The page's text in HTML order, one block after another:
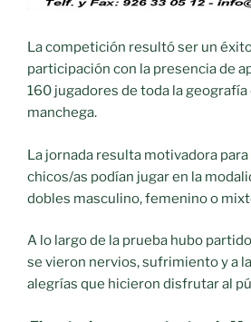
La competición resultó ser un
participación con la presencia de
160 jugadores de toda la
manchega.
La jornada resulta motivadora
chicos/as podían jugar en la
dobles masculino, femenino o
A lo largo de la prueba hubo
se vieron nervios, sufrimiento y a
alegrías que hicieron disfrutar al